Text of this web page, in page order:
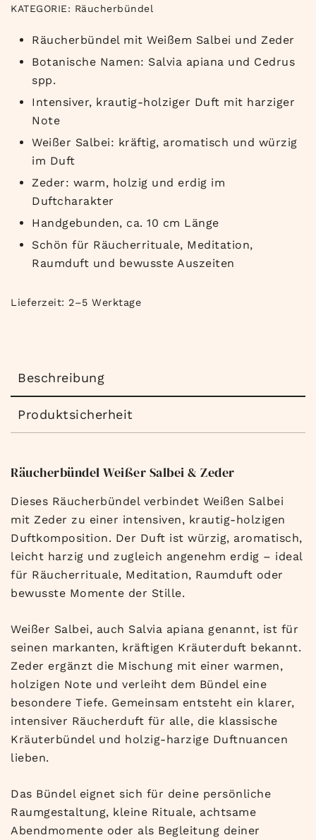
KATEGORIE: Räucherbündel
Räucherbündel mit Weißem Salbei und Zeder
Botanische Namen: Salvia apiana und Cedrus
spp.
Intensiver, krautig-holziger Duft mit harziger
Note
Weißer Salbei: kräftig, aromatisch und würzig
im Duft
Zeder: warm, holzig und erdig im
Duftcharakter
Handgebunden, ca. 10 cm Länge
Schön für Räucherrituale, Meditation,
Raumduft und bewusste Auszeiten
Lieferzeit: 2–5 Werktage
Beschreibung
Produktsicherheit
Räucherbündel Weißer Salbei & Zeder
Dieses Räucherbündel verbindet Weißen Salbei
mit Zeder zu einer intensiven, krautig-holzigen
Duftkomposition. Der Duft ist würzig, aromatisch,
leicht harzig und zugleich angenehm erdig – ideal
für Räucherrituale, Meditation, Raumduft oder
bewusste Momente der Stille.
Weißer Salbei, auch Salvia apiana genannt, ist für
seinen markanten, kräftigen Kräuterduft bekannt.
Zeder ergänzt die Mischung mit einer warmen,
holzigen Note und verleiht dem Bündel eine
besondere Tiefe. Gemeinsam entsteht ein klarer,
intensiver Räucherduft für alle, die klassische
Kräuterbündel und holzig-harzige Duftnuancen
lieben.
Das Bündel eignet sich für deine persönliche
Raumgestaltung, kleine Rituale, achtsame
Abendmomente oder als Begleitung deiner